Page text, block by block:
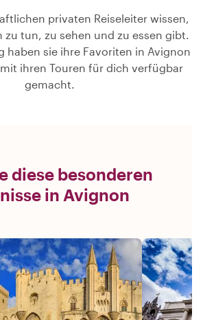
privaten Reiseleiter wissen,
zu tun, zu sehen und zu essen gibt.
haben sie ihre Favoriten in Avignon
ihren Touren für dich verfügbar
gemacht.
diese besonderen
in Avignon